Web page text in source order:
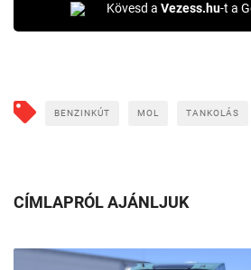
Kövesd a Vezess.hu-t a
BENZINKÚT MOL TANKOLÁS
CÍMLAPRÓL AJÁNLJUK